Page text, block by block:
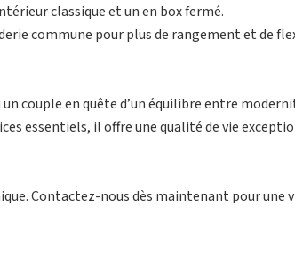
classique et un en box fermé.
commune pour plus de rangement et de
couple en quête d’un équilibre entre
essentiels, il offre une qualité de vie
Contactez-nous dès maintenant pour une